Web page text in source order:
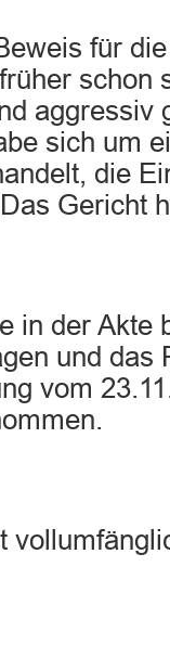
für
schon
aggressiv
sich um
die
Gericht
in der Akte
und das
vom